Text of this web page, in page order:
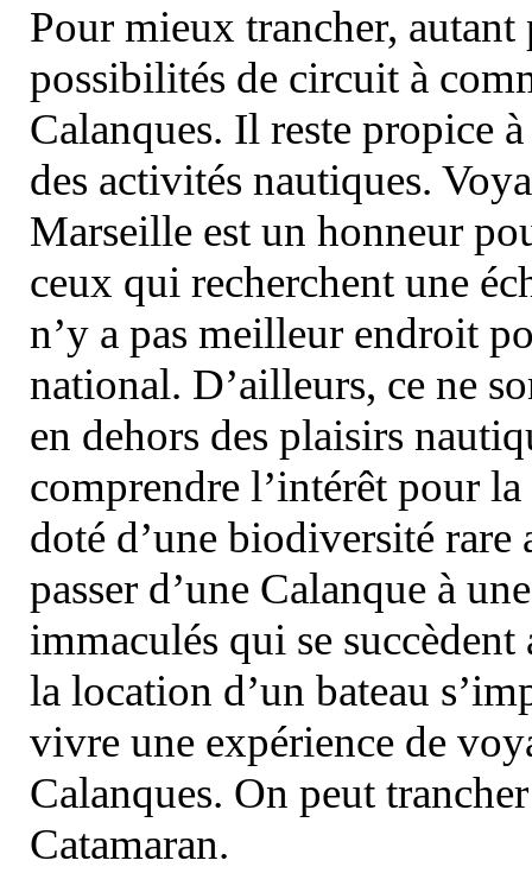
Pour mieux trancher, autant
possibilités de circuit à
Calanques. Il reste propice
des activités nautiques.
Marseille est un honneur
ceux qui recherchent une
n’y a pas meilleur endroit
national. D’ailleurs, ce ne
en dehors des plaisirs
comprendre l’intérêt pour
doté d’une biodiversité
passer d’une Calanque à
immaculés qui se
la location d’un bateau
vivre une expérience de
Calanques. On peut
Catamaran.